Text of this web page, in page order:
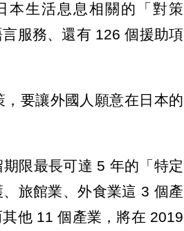
本生活息息相關的「對策
服務、還有 126 個援助項
要讓外國人願意在日本的
限最長可達 5 年的「特定
旅館業、外食業這 3 個產
他 11 個產業，將在 2019